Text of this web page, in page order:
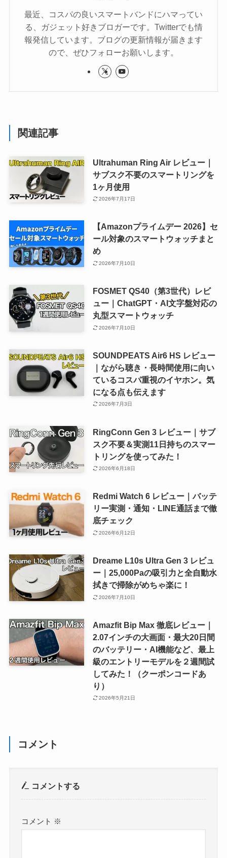
最近、コスパの良いスマートバンドにハマってい
る、ガジェット好きブロガーです。Twitterでも情
報発信しています。ブログの更新情報が届きます
ので、ぜひフォローお願いします。
関連記事
Ultrahuman Ring Air レビュー｜
サブスク不要のスマートリングを
1ヶ月使用
2026年7月17日
【Amazonプライムデー 2026】セ
ール対象のスマートウォッチまと
め
2026年7月10日
FOSMET QS40（第3世代）レビ
ュー｜ChatGPT・AI文字盤対応の
丸型スマートウォッチ
2026年7月10日
SOUNDPEATS Air6 HS レビュー
｜ながら聴き・長時間使用に向い
ているコスパ重視のイヤホン。気
になる点も伝えます
2026年7月3日
RingConn Gen 3 レビュー｜サブ
スク不要＆実測11日持ちのスマー
トリングを使ってみた！
2026年6月18日
Redmi Watch 6 レビュー｜バッテ
リー実測・通知・LINE通話まで徹
底チェック
2026年6月12日
Dreame L10s Ultra Gen 3 レビュ
ー｜25,000Paの吸引力と全自動水
拭きで掃除がめちゃ楽に！
2026年7月10日
Amazfit Bip Max 徹底レビュー｜
2.07インチの大画面・最大20日間
のバッテリー・AI機能など、最上
級のエントリーモデルを２週間試
してみた！（クーポンコードあ
り）
2026年5月21日
コメント
コメントする
コメント ※